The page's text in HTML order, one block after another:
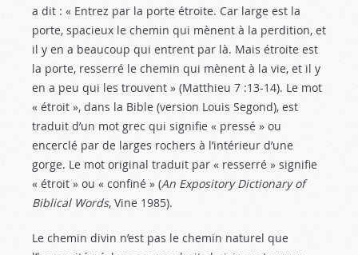
a dit : « Entrez par la porte étroite. Car large est la
porte, spacieux le chemin qui mènent à la perdition, et
il y en a beaucoup qui entrent par là. Mais étroite est
la porte, resserré le chemin qui mènent à la vie, et il y
en a peu qui les trouvent » (Matthieu 7 :13-14). Le mot
« étroit », dans la Bible (version Louis Segond), est
traduit d’un mot grec qui signifie « pressé » ou
encerclé par de larges rochers à l’intérieur d’une
gorge. Le mot original traduit par « resserré » signifie
« étroit » ou « confiné » (An Expository Dictionary of
Biblical Words, Vine 1985).
Le chemin divin n’est pas le chemin naturel que